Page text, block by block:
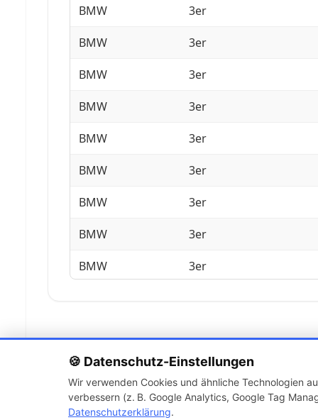
🍪 Datenschutz-Einstellungen
Wir verwenden Cookies und ähnliche Technologien
verbessern (z. B. Google Analytics, Google Tag
Datenschutzerklärung.
BMW 3er
BMW 3er
BMW 3er
BMW 3er
BMW 3er
BMW 3er
BMW 3er
BMW 3er
BMW 3er
BMW 3er
BMW 3er